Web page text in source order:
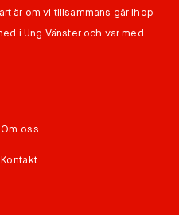
är om vi tillsammans går ihop
i Ung Vänster och var med
Om oss
Kontakt